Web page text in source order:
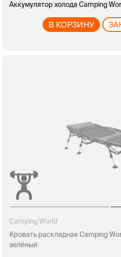
Аккумулятор холода Camping
В КОРЗИНУ
Camping World
Кровать раскладная Camping
зелёный